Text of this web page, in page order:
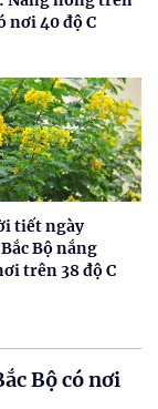
nơi 40 độ C
tiết ngày
Bộ nắng
trên 38 độ C
Bộ có nơi